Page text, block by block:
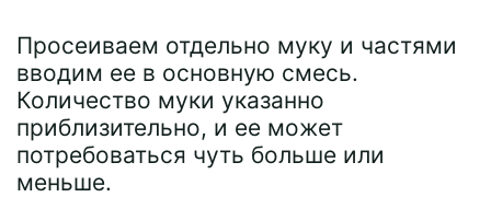
Просеиваем отдельно муку и частями
вводим ее в основную смесь.
Количество муки указанно
приблизительно, и ее может
потребоваться чуть больше или
меньше.